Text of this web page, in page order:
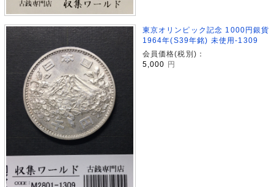
東京オリンピック記念 1000円銀貨
1964年(S39年銘) 未使用-1309
会員価格(税別)：
5,000
円